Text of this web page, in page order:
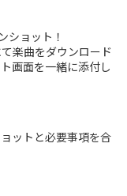
ショット！
楽曲をダウンロード
画面を一緒に添付し
ットと必要事項を合